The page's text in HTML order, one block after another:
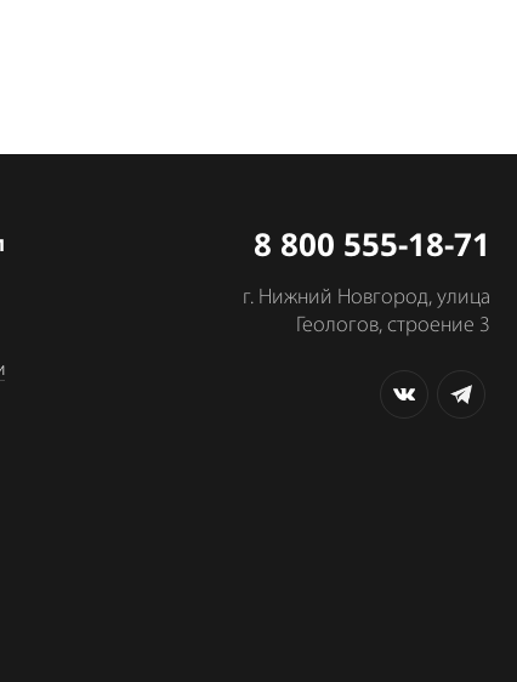
8 800 555-18-71
г. Нижний Новгород, улица
Геологов, строение 3